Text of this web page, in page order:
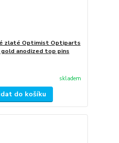
zlaté Optimist Optiparts
anodized top pins
skladem
do košíku